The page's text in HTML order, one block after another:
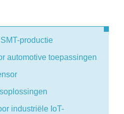
productie
automotive toepassingen
industriële IoT-